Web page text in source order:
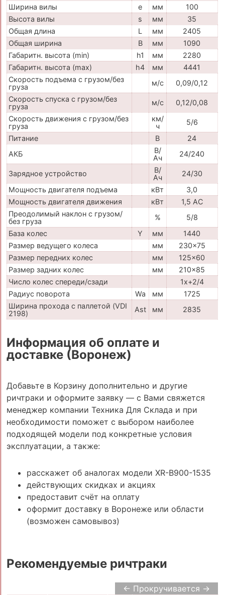
Ширина вилы e мм
100
Высота вилы
s мм
35
Общая длина
L мм
2405
Общая ширина
B мм
1090
Габаритн. высота (min)
h1 мм
2280
Габаритн. высота (max)
h4 мм
4441
Скорость подъема с грузом/без
груза
м/с
0,09/0,12
Скорость спуска с грузом/без
груза
м/с
0,12/0,08
Скорость движения с грузом/без
груза
км/
ч
5/6
Питание
В
24
АКБ
В/
Ач
24/240
Зарядное устройство
В/
Ач
24/30
Мощность двигателя подъема
кВт
3,0
Мощность двигателя движения
кВт
1,5 АС
Преодолимый наклон с грузом/
без груза
%
5/8
База колес
Y мм
1440
Размер ведущего колеса
мм
230x75
Размер передних колес
мм
125x60
Размер задних колес
мм
210x85
Число колес спереди/сзади
1x+2/4
Радиус поворота
Wa мм
1725
Ширина прохода с паллетой (VDI
2198)
Ast мм 2835
Информация об оплате и
доставке (Воронеж)
Добавьте в Корзину дополнительно и другие
ричтраки и оформите заявку — с Вами свяжется
менеджер компании Техника Для Склада и при
необходимости поможет с выбором наиболее
подходящей модели под конкретные условия
эксплуатации, а также:
расскажет об аналогах модели XR-B900-1535
действующих скидках и акциях
предоставит счёт на оплату
оформит доставку в Воронеже или области
(возможен самовывоз)
Рекомендуемые ричтраки
← Прокручивается →